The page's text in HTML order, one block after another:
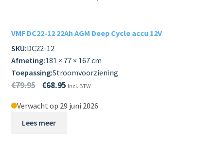
VMF DC22-12 22Ah AGM Deep Cycle accu 12V
SKU:DC22-12
Afmeting:181 × 77 × 167 cm
Toepassing:Stroomvoorziening
€79.95 €68.95 Incl. BTW
Verwacht op 29 juni 2026
Lees meer